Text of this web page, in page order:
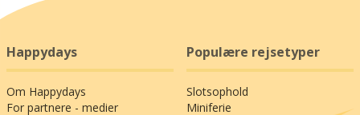
Happydays
Om Happydays
For partnere - medier
Populære rejsetyper
Slotsophold
Miniferie